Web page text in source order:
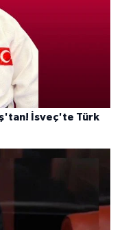
İsveç'te Türk